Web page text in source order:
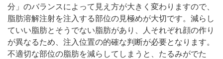
分」のバランスによって見え方が大きく変わりますので、
脂肪溶解注射を注入する部位の見極めが大切です。減らし
ていい脂肪とそうでない脂肪があり、人それぞれ顔の作り
が異なるため、注入位置の的確な判断が必要となります。
不適切な部位の脂肪を減らしてしまうと、たるみがでた